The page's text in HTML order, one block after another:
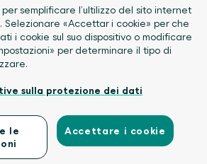
come leader nell’ottica svizzera
con oltre 70 filiali in tutte e tre le
McOptic è particolarmente
offerta trasparente a prezzo
vantaggiosi.
nella storia dell’azienda sono
parte di VisilabGroup nel 2019 e di
EssilorLuxottica è leader
semplificare l’ultilizzo del sito internet
Selezionare «Accettar i cookie» per che
i cookie sul suo dispositivo o modificare
per determinare il tipo di
sulla protezione dei dati
le
Accettare i cookie